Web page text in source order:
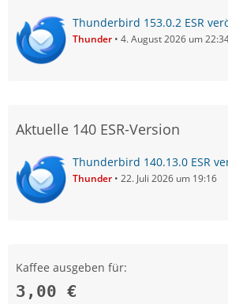
Thunderbird 153.0.2 ESR
Thunder 4. August 2026 um
Aktuelle 140 ESR-Version
Thunderbird 140.13.0 ESR
Thunder 22. Juli 2026 um 19:16
Kaffee ausgeben für:
3,00 €